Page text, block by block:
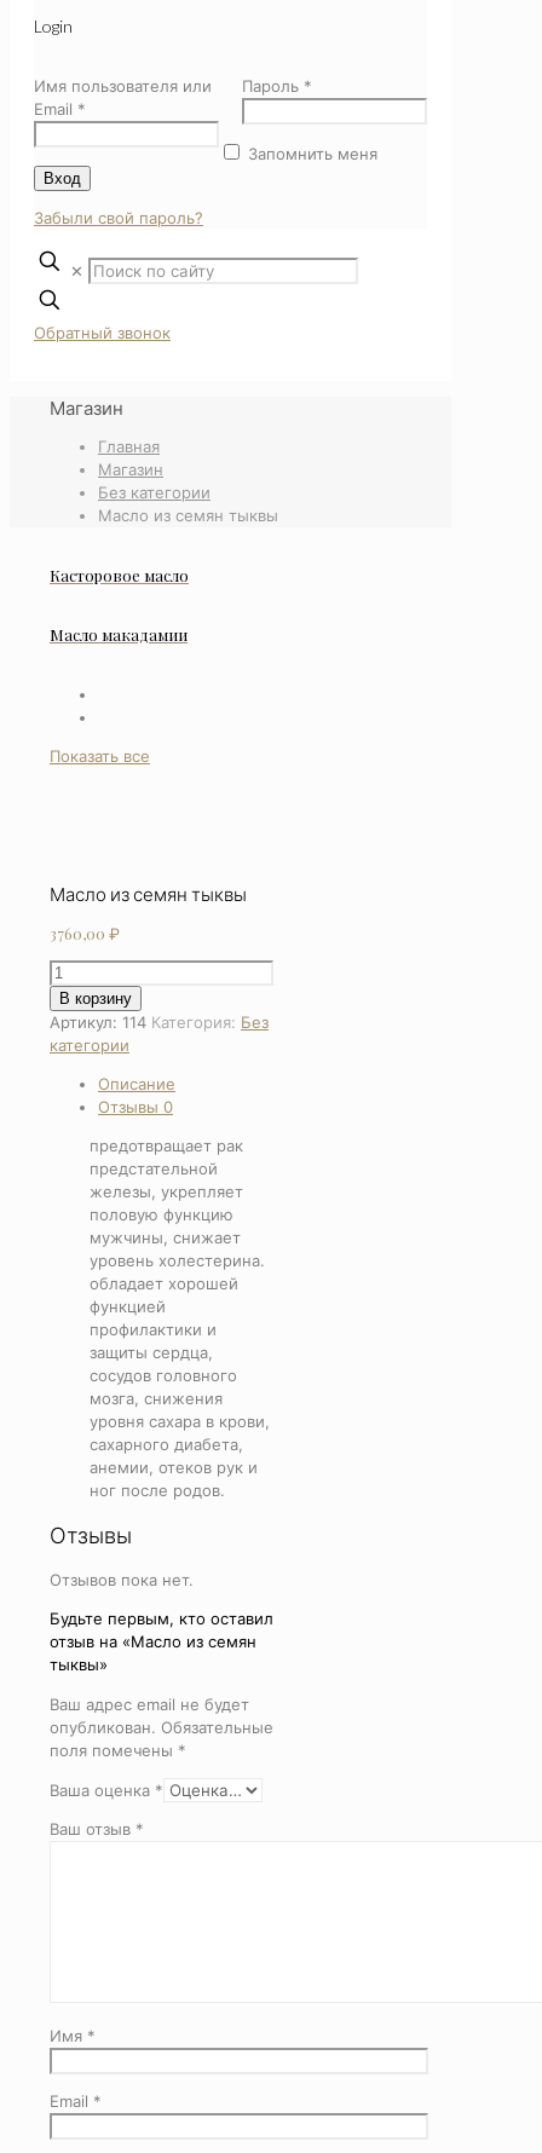
Login
Имя пользователя или
Email *
Пароль *
Запомнить меня
Вход
Забыли свой пароль?
✕
Обратный звонок
Магазин
Главная
Магазин
Без категории
Масло из семян тыквы
Касторовое масло
Масло макадамии
Показать все
Масло из семян тыквы
3760,00 ₽
Количество
товара
Масло
из
тыквы
В корзину
Артикул: 114 Категория: Без
категории
Описание
Отзывы 0
предотвращает рак
предстательной
железы, укрепляет
половую функцию
мужчины, снижает
уровень холестерина.
обладает хорошей
функцией
профилактики и
защиты сердца,
сосудов головного
мозга, снижения
уровня сахара в крови,
сахарного диабета,
анемии, отеков рук и
ног после родов.
Отзывы
Отзывов пока нет.
Будьте первым, кто оставил
отзыв на «Масло из семян
тыквы»
Ваш адрес email не будет
опубликован. Обязательные
поля помечены *
Ваша оценка *
Ваш отзыв *
Имя *
Email *